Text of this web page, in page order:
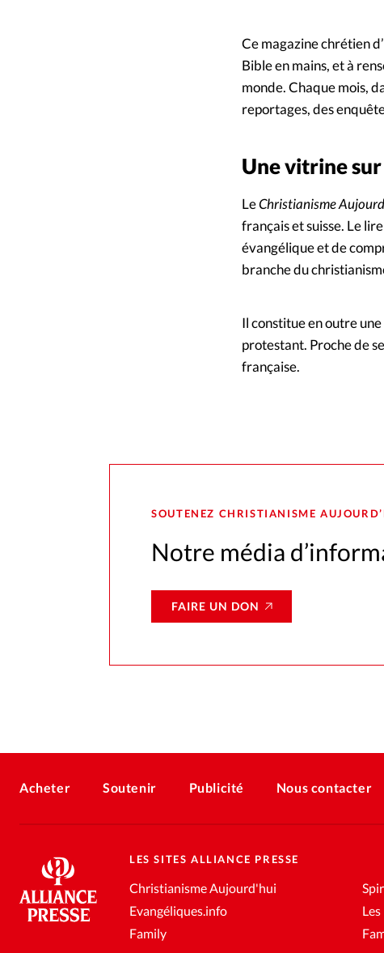
Ce magazine chrétien
Bible en mains, et à
monde. Chaque mois,
reportages, des
Une vitrine
LeChristianisme
français et suisse. Le
évangélique et de
branche du
Il constitue en outre
protestant. Proche de
française.
SOUTENEZ CHRISTIANISME
Notre média
FAIRE UN DON
Acheter Soutenir Publicité Nous contacter
LES SITES ALLIANCE PRESSE
Christianisme Aujourd'hui
Evangéliques.info
Family